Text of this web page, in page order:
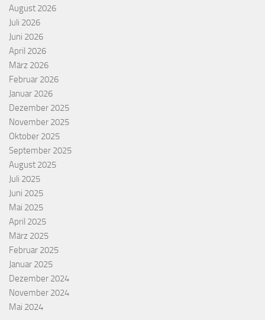
August 2026
Juli 2026
Juni 2026
April 2026
März 2026
Februar 2026
Januar 2026
Dezember 2025
November 2025
Oktober 2025
September 2025
August 2025
Juli 2025
Juni 2025
Mai 2025
April 2025
März 2025
Februar 2025
Januar 2025
Dezember 2024
November 2024
Mai 2024